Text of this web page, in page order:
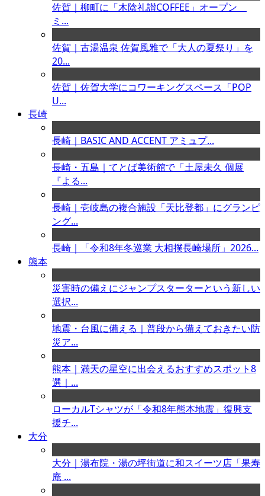
佐賀｜柳町に「木陰礼讃COFFEE」オープン
ミ...
佐賀｜古湯温泉 佐賀風雅で「大人の夏祭り」を
20...
佐賀｜佐賀大学にコワーキングスペース「POP
U...
長崎
長崎｜BASIC AND ACCENT アミュプ...
長崎・五島｜てとば美術館で「土屋未久 個展
『よる...
長崎｜壱岐島の複合施設「天比登都」にグランピ
ング...
長崎｜「令和8年冬巡業 大相撲長崎場所」2026...
熊本
災害時の備えにジャンプスターターという新しい
選択...
地震・台風に備える｜普段から備えておきたい防
災ア...
熊本｜満天の星空に出会えるおすすめスポット8
選｜...
ローカルTシャツが「令和8年熊本地震」復興支
援チ...
大分
大分｜湯布院・湯の坪街道に和スイーツ店「果寿
庵 ...